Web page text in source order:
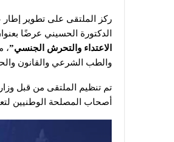
ركز الملتقى على تطوير
الدكتورة الحسيني عرضًا
الاعتداء والتحرش الجنسي”،
والطب الشرعي والقانون
تم تنظيم الملتقى من قبل
أصحاب المصلحة الوطنيين